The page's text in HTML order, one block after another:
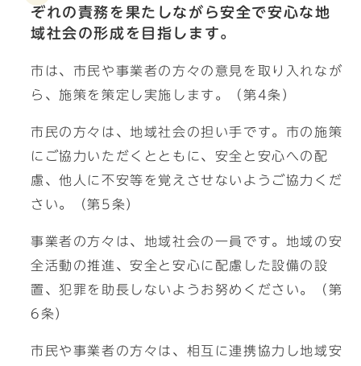
ぞれの責務を果たしながら安全で安心な地
域社会の形成を目指します。
市は、市民や事業者の方々の意見を取り入れなが
ら、施策を策定し実施します。（第4条）
市民の方々は、地域社会の担い手です。市の施策
にご協力いただくとともに、安全と安心への配
慮、他人に不安等を覚えさせないようご協力くだ
さい。（第5条）
事業者の方々は、地域社会の一員です。地域の安
全活動の推進、安全と安心に配慮した設備の設
置、犯罪を助長しないようお努めください。（第
6条）
市民や事業者の方々は、相互に連携協力し地域安